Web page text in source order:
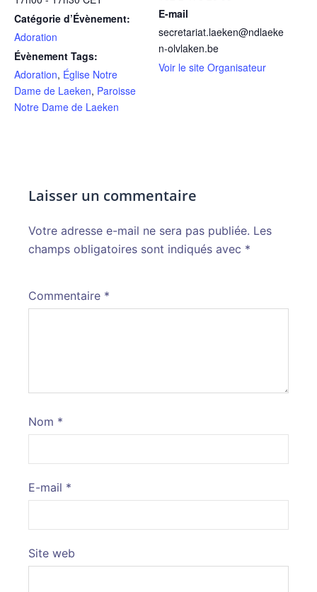
Catégorie d’Évènement:
Adoration
Évènement Tags:
Adoration, Église Notre
Dame de Laeken, Paroisse
Notre Dame de Laeken
E-mail
secretariat.laeken@ndlaeke
n-olvlaken.be
Voir le site Organisateur
Laisser un commentaire
Votre adresse e-mail ne sera pas publiée. Les
champs obligatoires sont indiqués avec *
Commentaire *
Nom *
E-mail *
Site web
Alternative: